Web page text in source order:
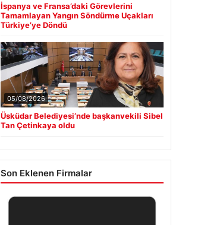
İspanya ve Fransa’daki Görevlerini
Tamamlayan Yangın Söndürme Uçakları
Türkiye’ye Döndü
05/08/2026
Üsküdar Belediyesi’nde başkanvekili Sibel
Tan Çetinkaya oldu
Son Eklenen Firmalar